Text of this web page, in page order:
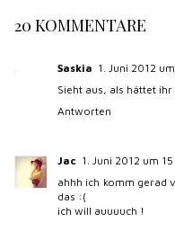
20 KOMMENTARE
Saskia 1. Juni 2012
Sieht aus, als hättet
Antworten
Jac 1. Juni 2012 um
ahhh ich komm gerad
das :(
ich will auuuuch !